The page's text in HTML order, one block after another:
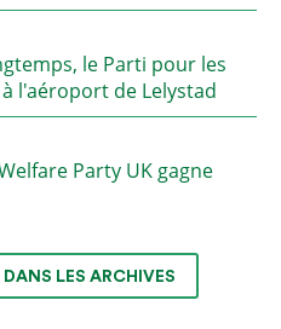
le Parti pour les
l'aéroport de Lelystad
Party UK gagne
LES ARCHIVES